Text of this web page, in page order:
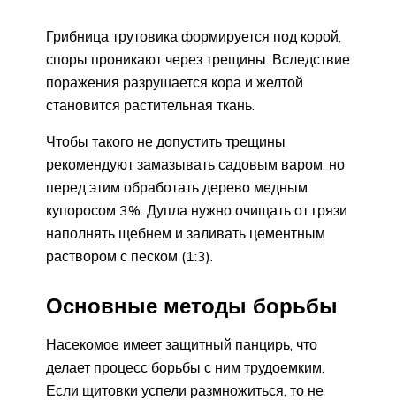
Грибница трутовика формируется под корой,
споры проникают через трещины. Вследствие
поражения разрушается кора и желтой
становится растительная ткань.
Чтобы такого не допустить трещины
рекомендуют замазывать садовым варом, но
перед этим обработать дерево медным
купоросом 3%. Дупла нужно очищать от грязи
наполнять щебнем и заливать цементным
раствором с песком (1:3).
Основные методы борьбы
Насекомое имеет защитный панцирь, что
делает процесс борьбы с ним трудоемким.
Если щитовки успели размножиться, то не